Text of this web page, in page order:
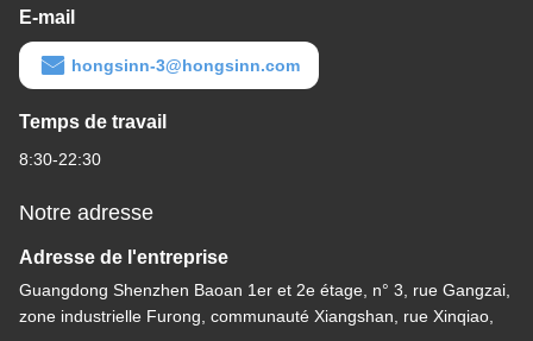
E-mail
hongsinn-3@hongsinn.com
Temps de travail
8:30-22:30
Notre adresse
Adresse de l'entreprise
Guangdong Shenzhen Baoan 1er et 2e étage, n° 3, rue Gangzai,
zone industrielle Furong, communauté Xiangshan, rue Xinqiao,